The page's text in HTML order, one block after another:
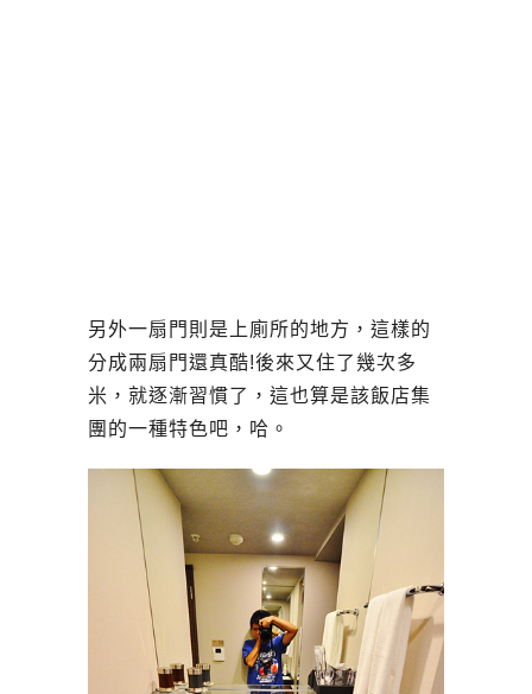
另外一扇門則是上廁所的地方，這樣的
分成兩扇門還真酷!後來又住了幾次多
米，就逐漸習慣了，這也算是該飯店集
團的一種特色吧，哈。